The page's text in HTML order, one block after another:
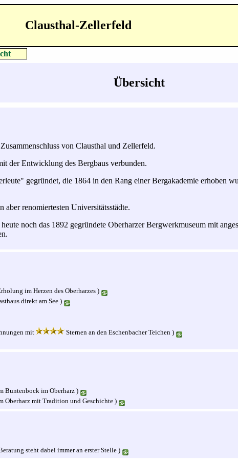
Clausthal-Zellerfeld
Übersicht
von Clausthal und Zellerfeld.
der Entwicklung des Bergbaus verbunden.
gegründet, die 1864 in den Rang einer Bergakademie erhoben
renomiertesten Universitätsstädte.
noch das 1892 gegründete Oberharzer Bergwerkmuseum mit
im Herzen des Oberharzes )
direkt am See )
mit Sternen an den Eschenbacher Teichen )
Buntenbock im Oberharz )
Oberharz mit Tradition und Geschichte )
steht dabei immer an erster Stelle )